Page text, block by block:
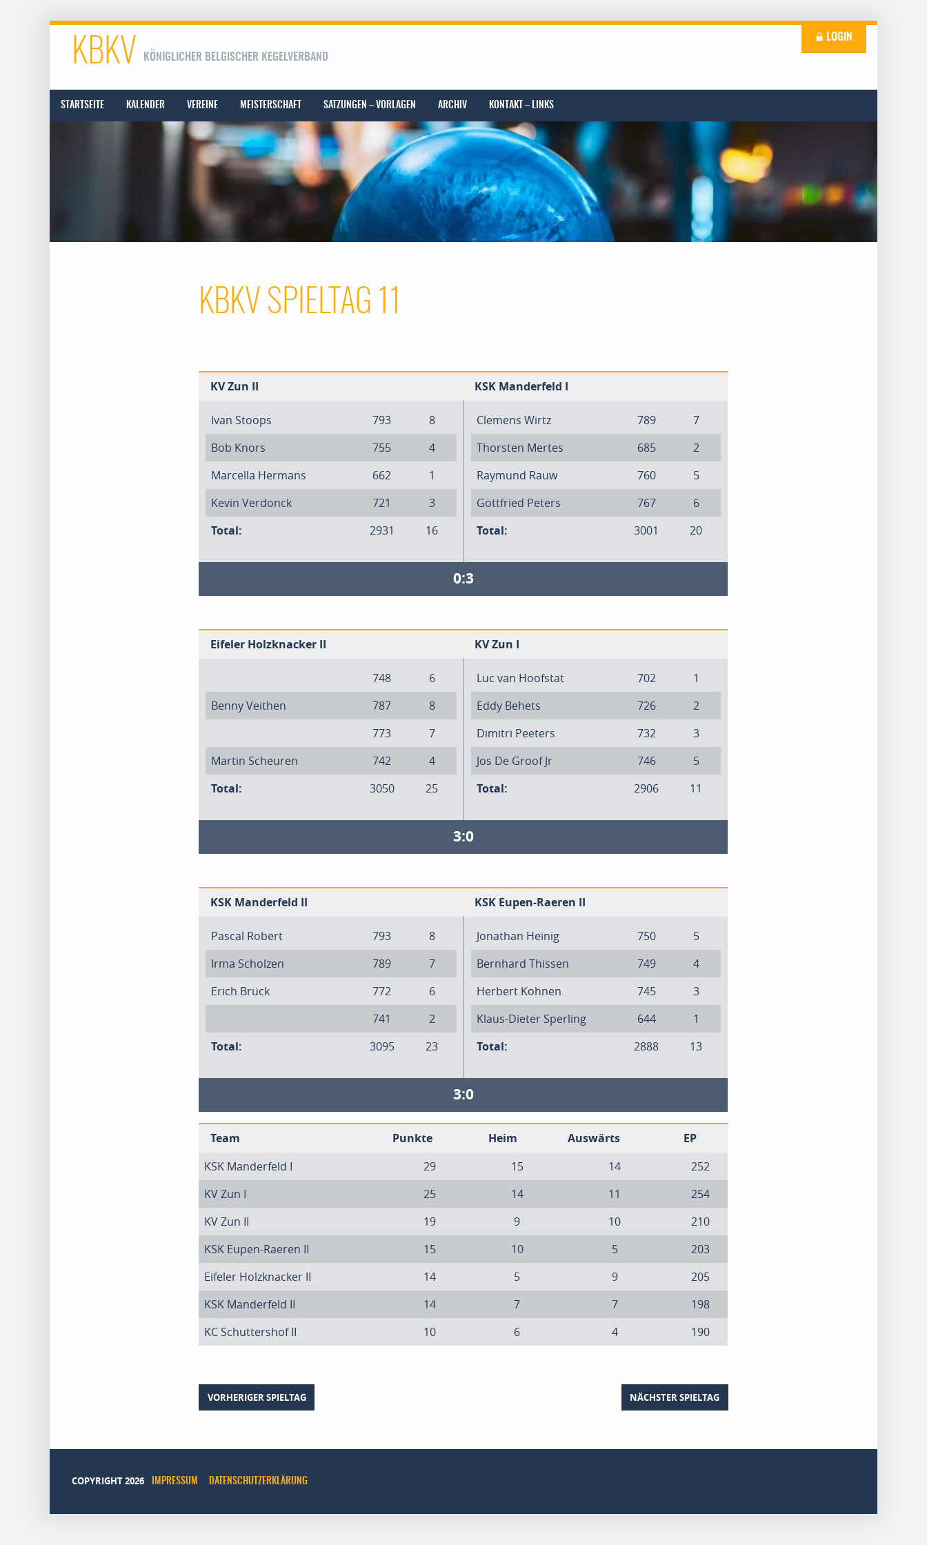
KBKV KÖNIGLICHER BELGISCHER KEGELVERBAND
LOGIN
STARTSEITE KALENDER VEREINE MEISTERSCHAFT SATZUNGEN – VORLAGEN ARCHIV KONTAKT – LINKS
KBKV SPIELTAG 11
KV Zun II KSK Manderfeld I
Ivan Stoops 793
8
Bob Knors
755
4
Marcella Hermans
662
1
Kevin Verdonck
721
3
Total:
2931 16
Clemens Wirtz 789
7
Thorsten Mertes
685
2
Raymund Rauw
760
5
Gottfried Peters
767
6
Total:
3001 20
0:3
Eifeler Holzknacker II KV Zun I
748
6
Benny Veithen
787
8
773
7
Martin Scheuren
742
4
Total:
3050 25
Luc van Hoofstat 702
1
Eddy Behets
726
2
Dimitri Peeters
732
3
Jos De Groof Jr
746
5
Total:
2906 11
3:0
KSK Manderfeld II KSK Eupen-Raeren II
Pascal Robert 793
8
Irma Scholzen
789
7
Erich Brück
772
6
741
2
Total:
3095 23
Jonathan Heinig 750
5
Bernhard Thissen
749
4
Herbert Kohnen
745
3
Klaus-Dieter Sperling
644
1
Total:
2888 13
3:0
Team Punkte Heim Auswärts
EP
KSK Manderfeld I
29 15 14
252
KV Zun I
25 14 11
254
KV Zun II
19 9 10
210
KSK Eupen-Raeren II
15 10 5
203
Eifeler Holzknacker II
14 5 9
205
KSK Manderfeld II
14 7 7
198
KC Schuttershof II
10 6 4 190
VORHERIGER SPIELTAG NÄCHSTER SPIELTAG
COPYRIGHT 2026 IMPRESSUM DATENSCHUTZERKLÄRUNG